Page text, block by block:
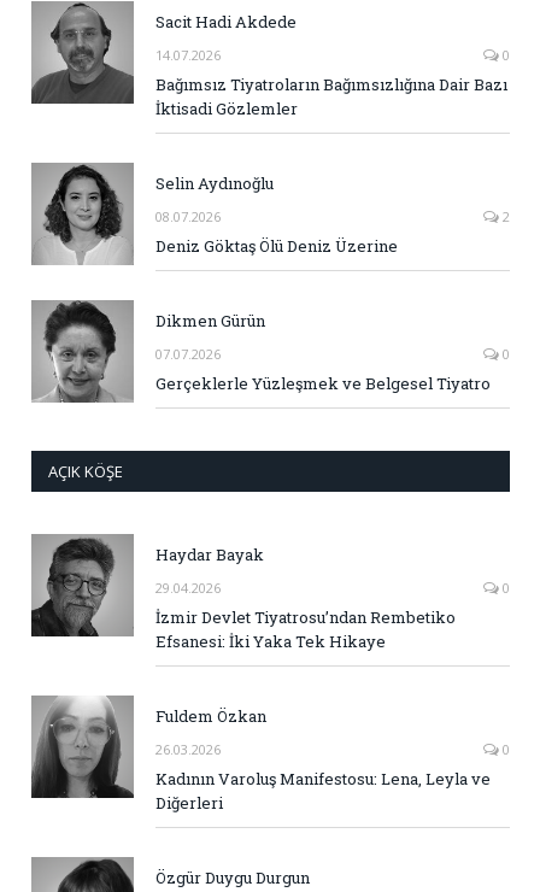
Sacit Hadi Akdede
14.07.2026 0
Bağımsız Tiyatroların Bağımsızlığına Dair Bazı
İktisadi Gözlemler
Selin Aydınoğlu
08.07.2026 2
Deniz Göktaş Ölü Deniz Üzerine
Dikmen Gürün
07.07.2026 0
Gerçeklerle Yüzleşmek ve Belgesel Tiyatro
AÇIK KÖŞE
Haydar Bayak
29.04.2026 0
İzmir Devlet Tiyatrosu’ndan Rembetiko
Efsanesi: İki Yaka Tek Hikaye
Fuldem Özkan
26.03.2026 0
Kadının Varoluş Manifestosu: Lena, Leyla ve
Diğerleri
Özgür Duygu Durgun